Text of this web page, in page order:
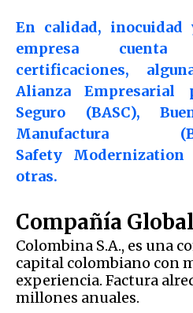
En calidad,
empresa
certificaciones,
Alianza Empresarial
Seguro (BASC),
Manufactura
Safety
otras.
Compañía Global
Colombina S.A., es una
capital colombiano con
experiencia. Factura
millones anuales.